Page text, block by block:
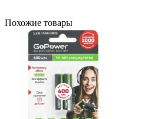
Похожие товары